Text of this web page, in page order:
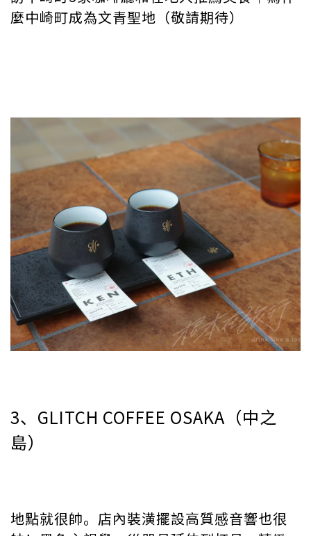
麼中崎町成為文青聖地（敬請期待）
3、GLITCH COFFEE OSAKA（中之
島）
地點就很帥。店內裝潢擺設高質感音響也很